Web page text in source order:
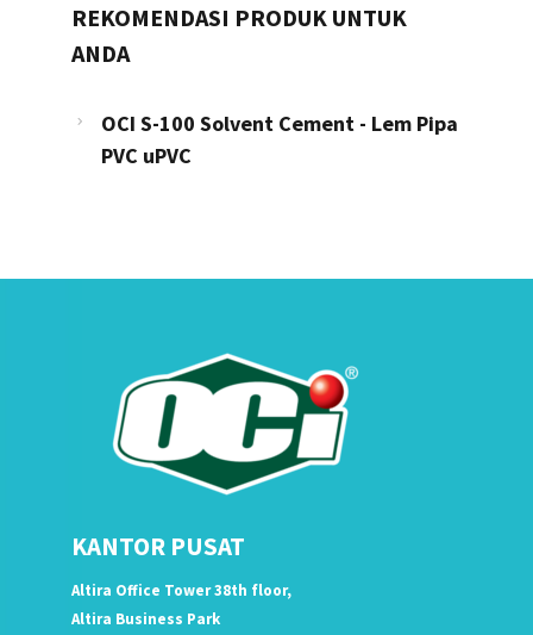
REKOMENDASI PRODUK UNTUK
ANDA
OCI S-100 Solvent Cement - Lem Pipa
PVC uPVC
KANTOR PUSAT
Altira Office Tower 38th floor,
Altira Business Park